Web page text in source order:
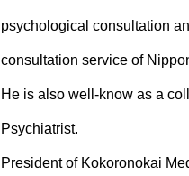
psychological consultation
consultation service of
He is also well-know as a
Psychiatrist.
President of Kokoronokai